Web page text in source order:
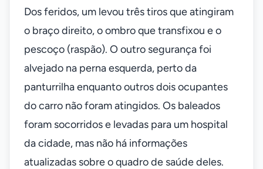
Dos feridos, um levou três tiros que atingiram
o braço direito, o ombro que transfixou e o
pescoço (raspão). O outro segurança foi
alvejado na perna esquerda, perto da
panturrilha enquanto outros dois ocupantes
do carro não foram atingidos. Os baleados
foram socorridos e levadas para um hospital
da cidade, mas não há informações
atualizadas sobre o quadro de saúde deles.